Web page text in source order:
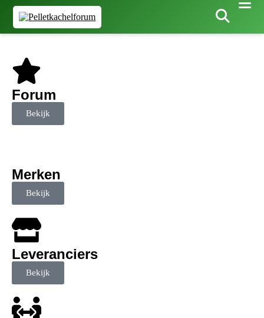
Forum
Bekijk
Merken
Bekijk
Leveranciers
Bekijk